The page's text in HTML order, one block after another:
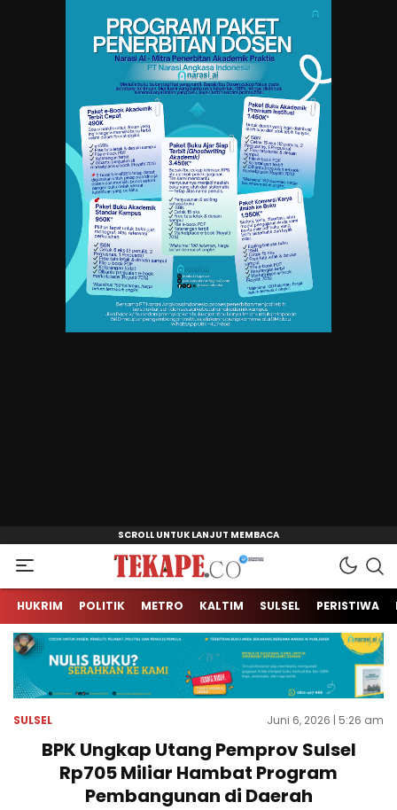
Tekape.co
Jendela Informasi Kita
HUKRIM POLITIK METRO KALTIM SULSEL PERISTIWA
SULSEL Juni 6, 2026 | 5:26 am
BPK Ungkap Utang Pemprov Sulsel
Rp705 Miliar Hambat Program
Pembangunan di Daerah